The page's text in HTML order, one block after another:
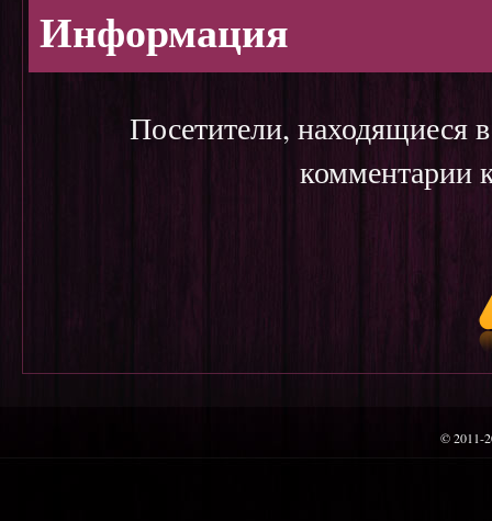
Информация
Посетители, находящиеся
комментарии
©